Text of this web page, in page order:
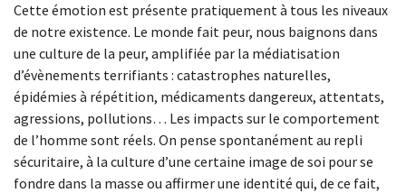
Cette émotion est présente pratiquement à tous les niveaux
de notre existence. Le monde fait peur, nous baignons dans
une culture de la peur, amplifiée par la médiatisation
d’évènements terrifiants : catastrophes naturelles,
épidémies à répétition, médicaments dangereux, attentats,
agressions, pollutions… Les impacts sur le comportement
de l’homme sont réels. On pense spontanément au repli
sécuritaire, à la culture d’une certaine image de soi pour se
fondre dans la masse ou affirmer une identité qui, de ce fait,